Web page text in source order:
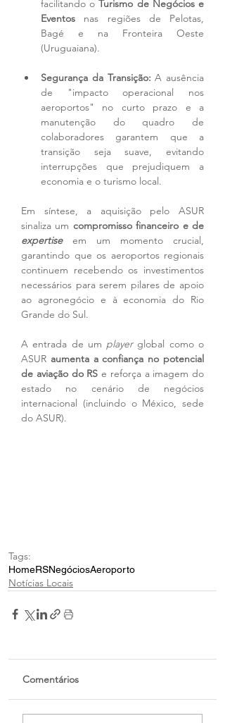
facilitando o Turismo de Negócios e
Eventos nas regiões de Pelotas,
Bagé e na Fronteira Oeste
(Uruguaiana).
Segurança da Transição: A ausência
de "impacto operacional nos
aeroportos" no curto prazo e a
manutenção do quadro de
colaboradores garantem que a
transição seja suave, evitando
interrupções que prejudiquem a
economia e o turismo local.
Em síntese, a aquisição pelo ASUR
sinaliza um
expertise em um momento crucial,
garantindo que os aeroportos regionais
continuem recebendo os investimentos
necessários para serem pilares de apoio
ao agronegócio e à economia do Rio
Grande do Sul.
A entrada de um player global como o
ASUR aumenta a confiança no potencial
de aviação do RS e reforça a imagem do
estado no cenário de negócios
internacional (incluindo o México, sede
do ASUR).
Tags:
HomeRSNegóciosAeroporto
Notícias Locais
Comentários